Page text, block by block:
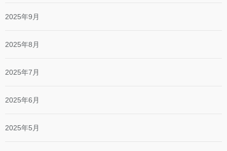
2025年9月
2025年8月
2025年7月
2025年6月
2025年5月